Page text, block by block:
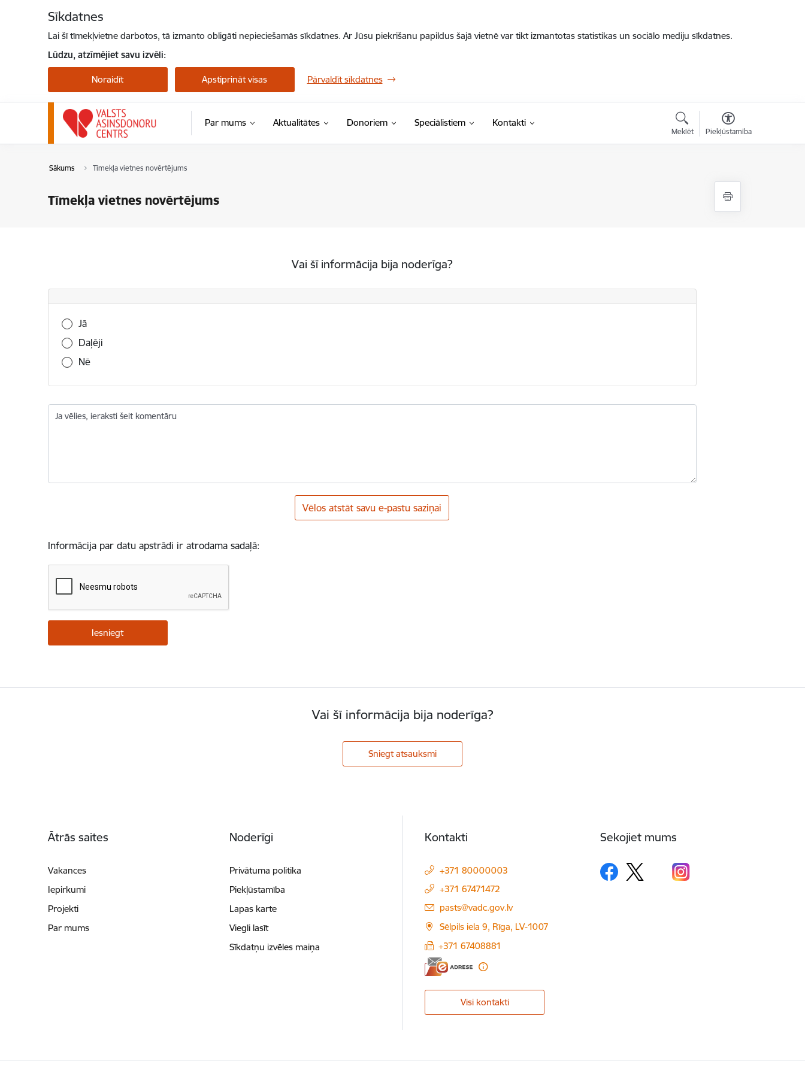
Sīkdatnes
Lai šī tīmekļvietne darbotos, tā izmanto obligāti nepieciešamās sīkdatnes. Ar Jūsu piekrišanu papildus šajā vietnē var tikt izmantotas statistikas un sociālo mediju sīkdatnes.
Lūdzu, atzīmējiet savu izvēli:
Noraidīt Apstiprināt visas Pārvaldīt sīkdatnes
Par mums Aktualitātes Donoriem Speciālistiem Kontakti
Meklēt Piekļūstamība
Sākums Tīmekļa vietnes novērtējums
Tīmekļa vietnes novērtējums
Vai šī informācija bija noderīga?
Vai šī informācija bija noderīga?
Jā
Daļēji
Nē
Ja vēlies, ieraksti šeit komentāru
Vēlos atstāt savu e-pastu saziņai
Informācija par datu apstrādi ir atrodama sadaļā:
Vai šī informācija bija noderīga?
Sniegt atsauksmi
Ātrās saites
Vakances
Iepirkumi
Projekti
Par mums
Noderīgi
Privātuma politika
Piekļūstamība
Lapas karte
Viegli lasīt
Sīkdatņu izvēles maiņa
Kontakti
+371 80000003
+371 67471472
E-pasts:
pasts@vadc.gov.lv
Sēlpils iela 9, Rīga, LV-1007
+371 67408881
Visi kontakti
Sekojiet mums